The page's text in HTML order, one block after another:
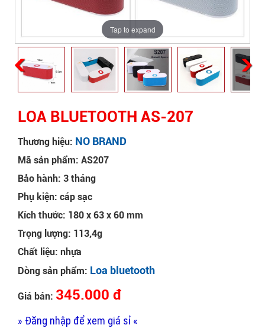
Tap to expand
LOA BLUETOOTH AS-207
Thương hiệu: NO BRAND
Mã sản phẩm: AS207
Bảo hành: 3 tháng
Phụ kiện: cáp sạc
Kích thước: 180 x 63 x 60 mm
Trọng lượng: 113,4g
Chất liệu: nhựa
Dòng sản phẩm: Loa bluetooth
Giá bán: 345.000 đ
» Đăng nhập để xem giá sỉ «